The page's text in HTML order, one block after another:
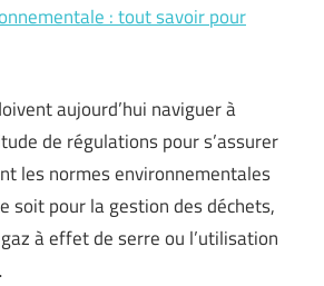
: tout savoir pour
aujourd’hui naviguer à
de régulations pour s’assurer
les normes environnementales
soit pour la gestion des déchets,
à effet de serre ou l’utilisation